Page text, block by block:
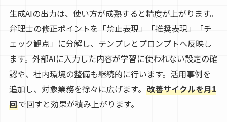
生成AIの出力は、使い方が成熟すると精度が上がります。
弁理士の修正ポイントを「禁止表現」「推奨表現」「チ
ェック観点」に分解し、テンプレとプロンプトへ反映し
ます。外部AIに入力した内容が学習に使われない設定の確
認や、社内環境の整備も継続的に行います。活用事例を
追加し、対象業務を徐々に広げます。 改善サイクルを月1
回で回すと効果が積み上がります。